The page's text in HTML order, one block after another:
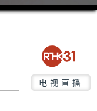
电视直播